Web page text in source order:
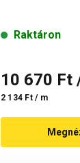
Raktáron
10 670 Ft
2 134 Ft / m